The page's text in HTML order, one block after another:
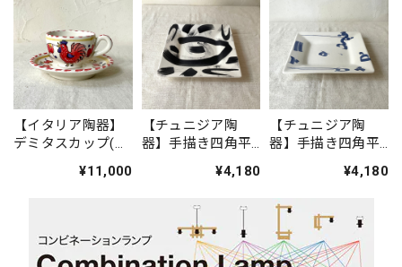
【イタリア陶器】
デミタスカップ(ニ
¥11,000
【チュニジア陶
器】手描き四角平
¥4,180
【チュニジア陶
器】手描き四角平
¥4,180